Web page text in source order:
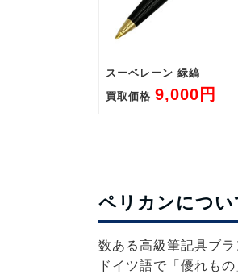
スーベレーン 緑縞
買取価格 9,000円
ペリカンについ
数ある高級筆記具ブ
ドイツ語で「優れも